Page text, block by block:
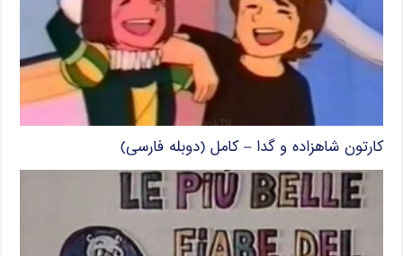
کارتون شاهزاده و گدا – کامل (دوبله فارسی)